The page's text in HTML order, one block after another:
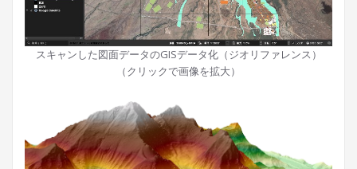
スキャンした図面データのGISデータ化（ジオリファレンス）
（クリックで画像を拡大）